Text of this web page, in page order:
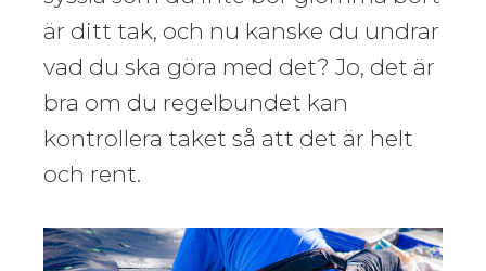
är ditt tak, och nu kanske du undrar
vad du ska göra med det? Jo, det är
bra om du regelbundet kan
kontrollera taket så att det är helt
och rent.